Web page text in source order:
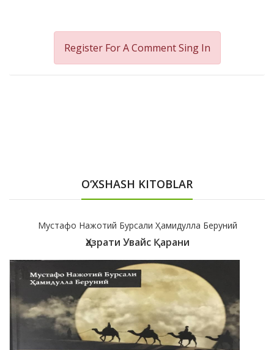
Register For A CommentSing In
O‘XSHASH KITOBLAR
Мустафо Нажотий Бурсали Ҳамидулла Беруний
Ҳазрати Увайс Қарани